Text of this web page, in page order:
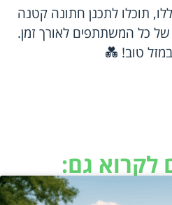
תוכלו לתכנן חתונה קטנה
של כל המשתתפים לאורך זמן.
טוב! 💑
לקרוא גם: